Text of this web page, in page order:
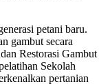
petani baru.
gambut secara
Restorasi Gambut
Sekolah
pertanian